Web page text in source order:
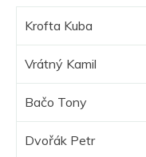
Krofta Kuba
Vrátný Kamil
Bačo Tony
Dvořák Petr